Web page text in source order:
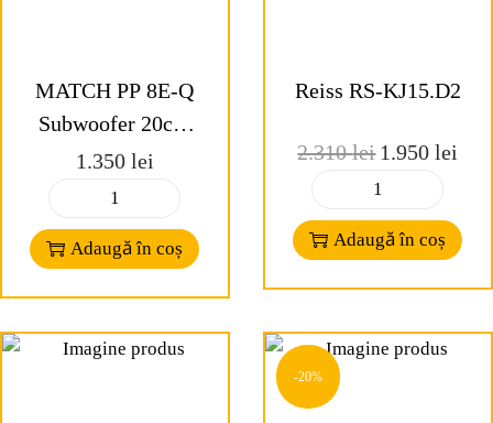
MATCH PP 8E-Q
Subwoofer 20cm
Plug & Play in
carcasa compacta cu
1.350 lei
Adaugă în coș
Reiss RS-KJ15.D2
2.310lei 1.950lei
Adaugă în coș
-20%